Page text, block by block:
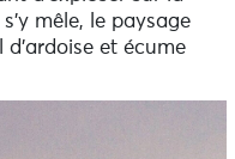
mêle, le paysage
et écume